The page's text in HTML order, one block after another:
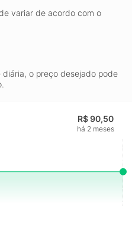
variar de acordo com o
o preço desejado pode
R$ 90,50
há 2 meses